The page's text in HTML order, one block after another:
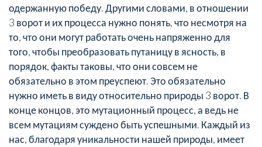
одержанную победу. Другими словами, в отношении
3 ворот и их процесса нужно понять, что несмотря на
то, что они могут работать очень напряженно для
того, чтобы преобразовать путаницу в ясность, в
порядок, факты таковы, что они совсем не
обязательно в этом преуспеют. Это обязательно
нужно иметь в виду относительно природы 3 ворот. В
конце концов, это мутационный процесс, а ведь не
всем мутациям суждено быть успешными. Каждый из
нас, благодаря уникальности нашей природы, имеет